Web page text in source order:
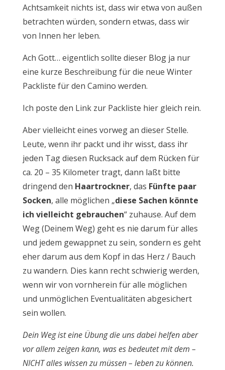
Achtsamkeit nichts ist, dass wir etwa von außen
betrachten würden, sondern etwas, dass wir
von Innen her leben.
Ach Gott… eigentlich sollte dieser Blog ja nur
eine kurze Beschreibung für die neue Winter
Packliste für den Camino werden.
Ich poste den Link zur Packliste hier gleich rein.
Aber vielleicht eines vorweg an dieser Stelle.
Leute, wenn ihr packt und ihr wisst, dass ihr
jeden Tag diesen Rucksack auf dem Rücken für
ca. 20 – 35 Kilometer tragt, dann laßt bitte
dringend den Haartrockner, das Fünfte paar
Socken, alle möglichen „diese Sachen könnte
ich vielleicht gebrauchen“ zuhause. Auf dem
Weg (Deinem Weg) geht es nie darum für alles
und jedem gewappnet zu sein, sondern es geht
eher darum aus dem Kopf in das Herz / Bauch
zu wandern. Dies kann recht schwierig werden,
wenn wir von vornherein für alle möglichen
und unmöglichen Eventualitäten abgesichert
sein wollen.
Dein Weg ist eine Übung die uns dabei helfen aber
vor allem zeigen kann, was es bedeutet mit dem –
NICHT alles wissen zu müssen – leben zu können.